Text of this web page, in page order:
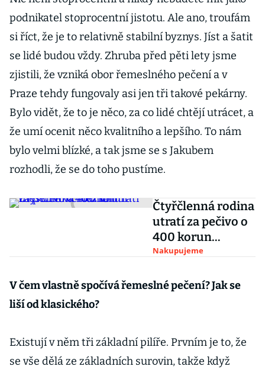
podnikatel stoprocentní jistotu. Ale ano, troufám
si říct, že je to relativně stabilní byznys. Jíst a šatit
se lidé budou vždy. Zhruba před pěti lety jsme
zjistili, že vzniká obor řemeslného pečení a v
Praze tehdy fungovaly asi jen tři takové pekárny.
Bylo vidět, že to je něco, za co lidé chtějí utrácet, a
že umí ocenit něco kvalitního a lepšího. To nám
bylo velmi blízké, a tak jsme se s Jakubem
rozhodli, že se do toho pustíme.
Čtyřčlenná rodina
utratí za pečivo o
400 korun
měsíčně víc než
Nakupujeme
V čem vlastně spočívá řemeslné pečení? Jak se
liší od klasického?
Existují v něm tři základní pilíře. Prvním je to, že
se vše dělá ze základních surovin, takže když